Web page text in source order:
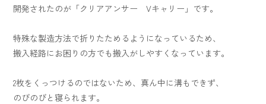
開発されたのが「クリアアンサー Vキャリー」です。
特殊な製造方法で折りたためるようになっているため、
搬入経路にお困りの方でも搬入がしやすくなっています。
2枚をくっつけるのではないため、真ん中に溝もできず、
のびのびと寝られます。